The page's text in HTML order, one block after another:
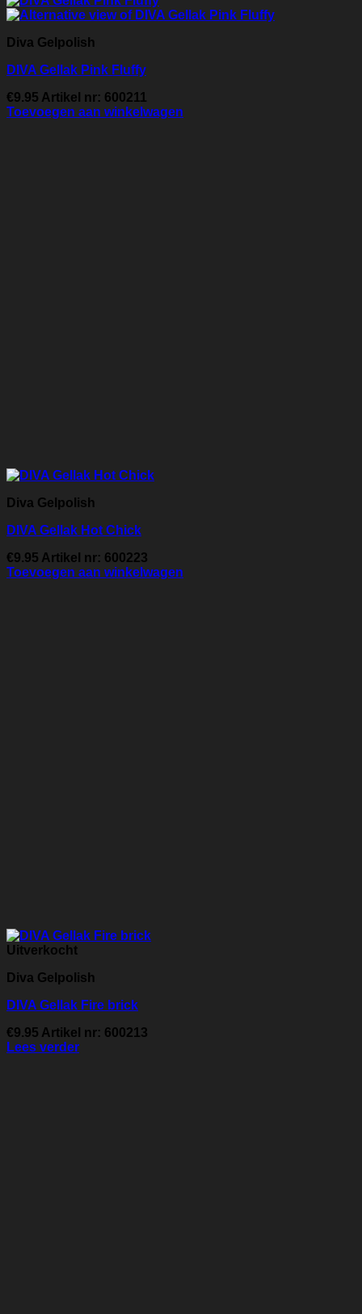
Diva Gelpolish
DIVA Gellak Pink Fluffy
€9.95 Artikel nr: 600211
Toevoegen aan winkelwagen
Diva Gelpolish
DIVA Gellak Hot Chick
€9.95 Artikel nr: 600223
Toevoegen aan winkelwagen
Uitverkocht
Diva Gelpolish
DIVA Gellak Fire brick
€9.95 Artikel nr: 600213
Lees verder